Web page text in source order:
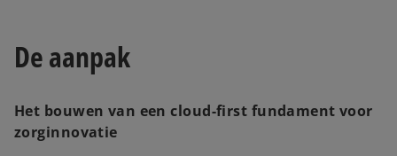
De aanpak
Het bouwen van een cloud-first fundament voor
zorginnovatie